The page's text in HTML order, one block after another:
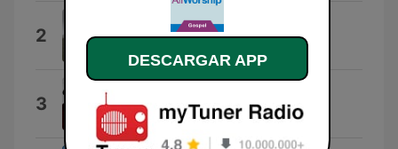
2 Never Shall Forget
3 John P. Kee
DESCARGAR APP